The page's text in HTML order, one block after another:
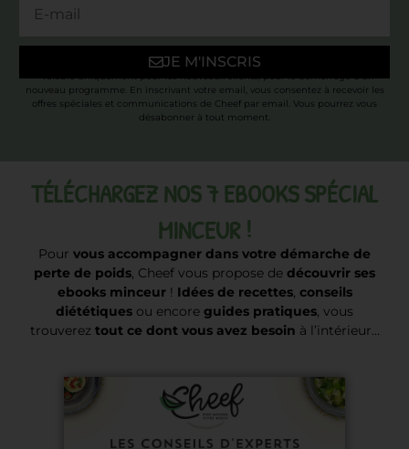
JE M'INSCRIS
* Valable uniquement pour les nouveaux clients, pour le démarrage d’un
nouveau programme. En inscrivant votre email, vous consentez à recevoir les
offres spéciales et communications de Cheef par email. Vous pourrez vous
désabonner à tout moment.
TÉLÉCHARGEZ NOS 7 EBOOKS SPÉCIAL
MINCEUR !
Pour vous accompagner dans votre démarche de
perte de poids, Cheef vous propose de découvrir ses
ebooks minceur! Idées de recettes, conseils
diététiques ou encore guides pratiques, vous
trouverez tout ce dont vous avez besoin à l’intérieur…